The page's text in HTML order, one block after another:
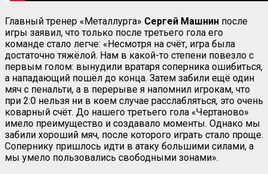
Главный тренер «Металлурга» Сергей Машнин после
игры заявил, что только после третьего гола его
команде стало легче: «Несмотря на счёт, игра была
достаточно тяжёлой. Нам в какой-то степени повезло с
первым голом: вынудили вратаря соперника ошибиться,
а нападающий пошёл до конца. Затем забили ещё один
мяч с пенальти, а в перерыве я напомнил игрокам, что
при 2:0 нельзя ни в коем случае расслабляться, это очень
коварный счёт. До нашего третьего гола «Чертаново»
имело преимущество и создавало моменты. Однако мы
забили хороший мяч, после которого играть стало проще.
Сопернику пришлось идти в атаку большими силами, а
мы умело пользовались свободными зонами».